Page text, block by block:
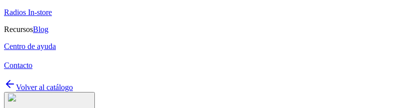
Radios In-store
RecursosBlog
Centro de ayuda
Contacto
Volver al catálogo